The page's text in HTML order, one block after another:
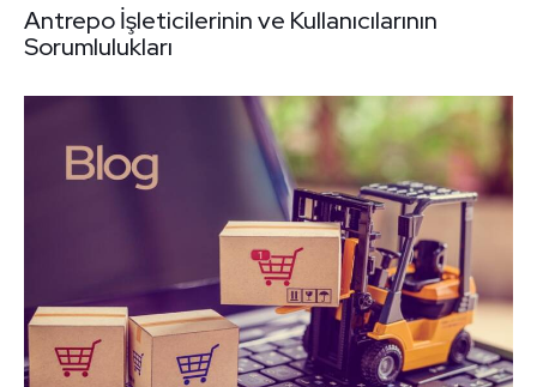
Antrepo İşleticilerinin ve Kullanıcılarının
Sorumlulukları